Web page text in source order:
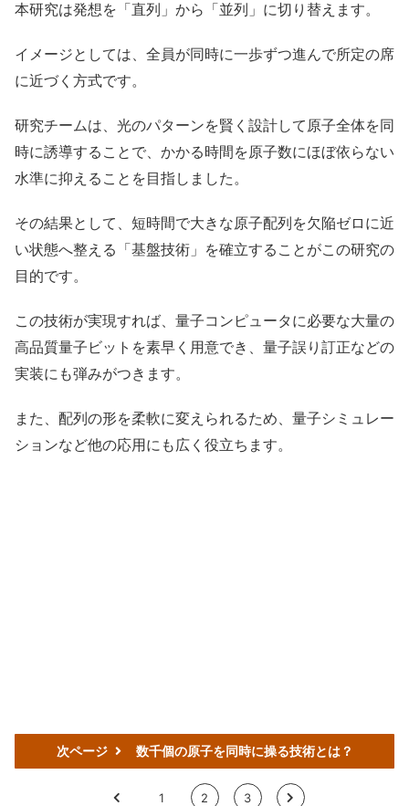
本研究は発想を「直列」から「並列」に切り替えます。
イメージとしては、全員が同時に一歩ずつ進んで所定の席
に近づく方式です。
研究チームは、光のパターンを賢く設計して原子全体を同
時に誘導することで、かかる時間を原子数にほぼ依らない
水準に抑えることを目指しました。
その結果として、短時間で大きな原子配列を欠陥ゼロに近
い状態へ整える「基盤技術」を確立することがこの研究の
目的です。
この技術が実現すれば、量子コンピュータに必要な大量の
高品質量子ビットを素早く用意でき、量子誤り訂正などの
実装にも弾みがつきます。
また、配列の形を柔軟に変えられるため、量子シミュレー
ションなど他の応用にも広く役立ちます。
次ページ 数千個の原子を同時に操る技術とは？
< 1 2 3 >